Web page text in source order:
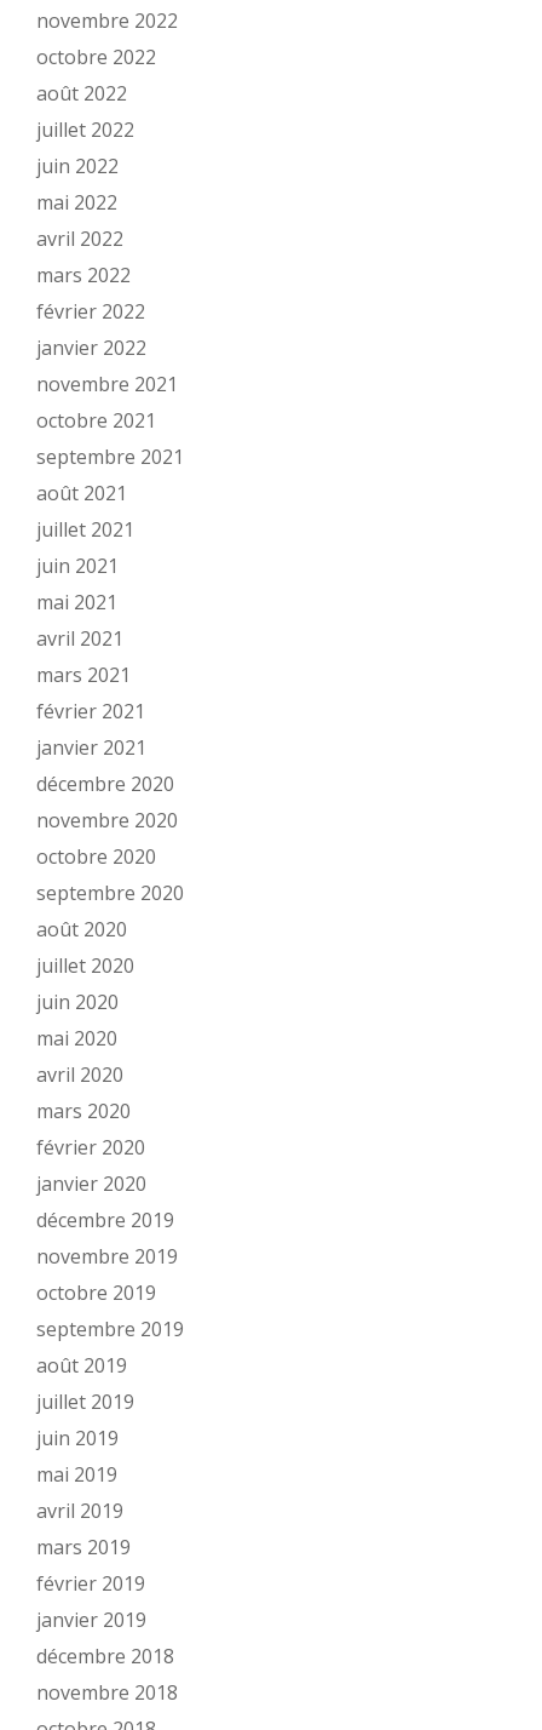
novembre 2022
octobre 2022
août 2022
juillet 2022
juin 2022
mai 2022
avril 2022
mars 2022
février 2022
janvier 2022
novembre 2021
octobre 2021
septembre 2021
août 2021
juillet 2021
juin 2021
mai 2021
avril 2021
mars 2021
février 2021
janvier 2021
décembre 2020
novembre 2020
octobre 2020
septembre 2020
août 2020
juillet 2020
juin 2020
mai 2020
avril 2020
mars 2020
février 2020
janvier 2020
décembre 2019
novembre 2019
octobre 2019
septembre 2019
août 2019
juillet 2019
juin 2019
mai 2019
avril 2019
mars 2019
février 2019
janvier 2019
décembre 2018
novembre 2018